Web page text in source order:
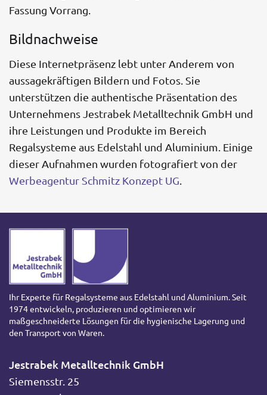
Fassung Vorrang.
Bildnachweise
Diese Internetpräsenz lebt unter Anderem von
aussagekräftigen Bildern und Fotos. Sie
unterstützen die authentische Präsentation des
Unternehmens Jestrabek Metalltechnik GmbH und
ihre Leistungen und Produkte im Bereich
Regalsysteme aus Edelstahl und Aluminium. Einige
dieser Aufnahmen wurden fotografiert von der
Werbeagentur Schmitz Konzept UG
Ihr Experte für Regalsysteme aus Edelstahl und Aluminium. Seit
1974 entwickeln, produzieren und optimieren wir
maßgeschneiderte Lösungen für die hygienische Lagerung und
den Transport von Waren.
Jestrabek Metalltechnik GmbH
Siemensstr. 25